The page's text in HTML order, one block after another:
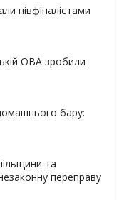
півфіналістами
ОВА зробили
бару:
та
переправу